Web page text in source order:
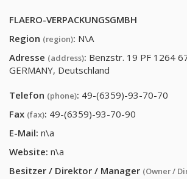
FLAERO-VERPACKUNGSGMBH
Region (region): N\A
Adresse (address): Benzstr. 19 PF 1264
GERMANY, Deutschland
Telefon (phone): 49-(6359)-93-70-70
Fax (fax): 49-(6359)-93-70-90
E-Mail: n\a
Website: n\a
Besitzer / Direktor / Manager (Owner /